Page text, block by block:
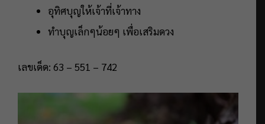
อุทิศบุญให้เจ้าที่เจ้าทาง
ทำบุญเล็กๆน้อยๆ เพื่อเสริมดวง
เลขเด็ด: 63 – 551 – 742